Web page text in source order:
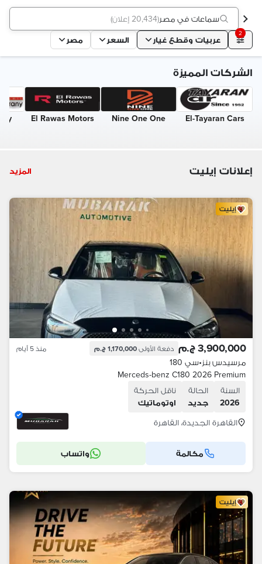
سماعات في مصر(20,434 إعلان )
2
عربيات وقطع غيار السعر مصر
الشركات المميزة
El-Tayaran Cars
Nine One One
El Rawas Motors
إعلانات إيليت المزيد
إيليت
3,900,000 ج.م دفعة الأولى 1,170,000 ج.م منذ 5 أيام
مرسيدس بنز•سي 180
Merceds-benz C180 2026 Premium
السنة
2026
الحالة
جديد
ناقل الحركة
اوتوماتيك
القاهرة الجديدة، القاهرة
مكالمة واتساب
إيليت